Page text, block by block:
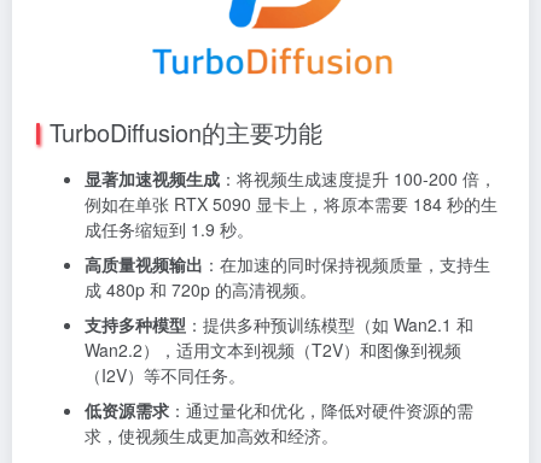
TurboDiffusion的主要功能
显著加速视频生成 ：将视频生成速度提升 100-200 倍，
例如在单张 RTX 5090 显卡上，将原本需要 184 秒的生
成任务缩短到 1.9 秒。
高质量视频输出 ：在加速的同时保持视频质量，支持生
成 480p 和 720p 的高清视频。
支持多种模型 ：提供多种预训练模型（如 Wan2.1 和
Wan2.2），适用文本到视频（T2V）和图像到视频
（I2V）等不同任务。
低资源需求 ：通过量化和优化，降低对硬件资源的需
求，使视频生成更加高效和经济。